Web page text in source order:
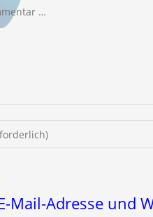
Mail-Adresse und